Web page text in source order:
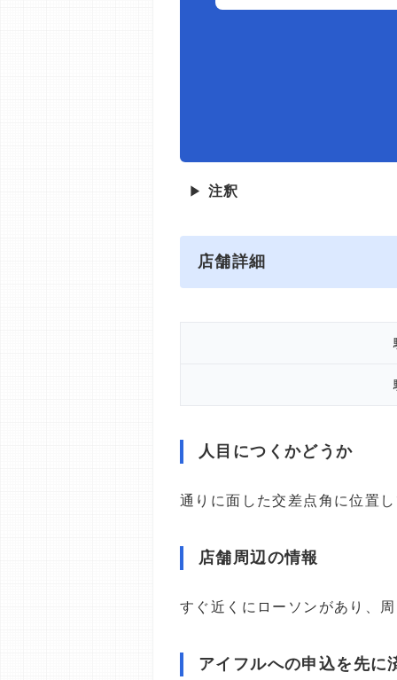
▶ 注釈
店舗詳細
人目につくかどうか
通りに面した交差点角に位置
店舗周辺の情報
すぐ近くにローソンがあり、
アイフルへの申込を先に